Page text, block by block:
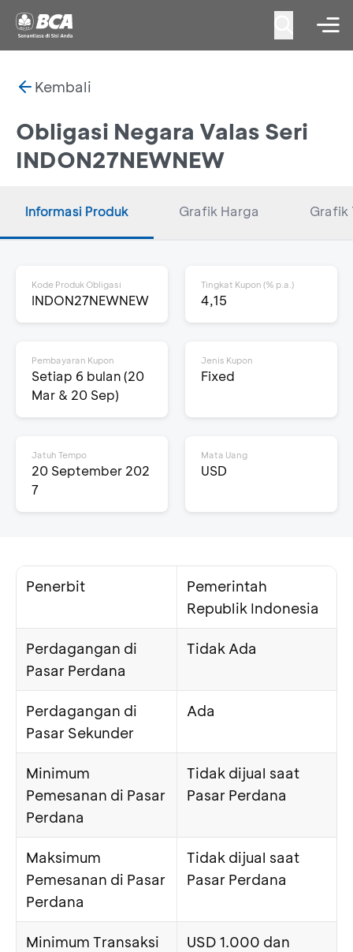
Kembali
Obligasi Negara Valas Seri
INDON27NEWNEW
Informasi Produk Grafik Harga Grafik
Kode Produk Obligasi
INDON27NEWNEW
Tingkat Kupon (% p.a.)
4,15
Pembayaran Kupon
Setiap 6 bulan (20
Mar & 20 Sep)
Jenis Kupon
Fixed
Jatuh Tempo
20 September 202
7
Mata Uang
USD
Penerbit
Pemerintah
Republik Indonesia
Perdagangan di
Pasar Perdana
Tidak Ada
Perdagangan di
Pasar Sekunder
Ada
Minimum
Pemesanan di Pasar
Perdana
Tidak dijual saat
Pasar Perdana
Maksimum
Pemesanan di Pasar
Perdana
Tidak dijual saat
Pasar Perdana
Minimum Transaksi
USD 1.000 dan